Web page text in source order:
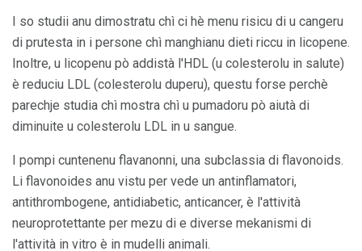
I so studii anu dimostratu chì ci hè menu risicu di u cangeru
di prutesta in i persone chì manghianu dieti riccu in licopene.
Inoltre, u licopenu pò addistà l'HDL (u colesterolu in salute)
è reduciu LDL (colesterolu duperu), questu forse perchè
parechje studia chì mostra chì u pumadoru pò aiutà di
diminuite u colesterolu LDL in u sangue.
I pompi cuntenenu flavanonni, una subclassia di flavonoids.
Li flavonoides anu vistu per vede un antinflamatori,
antithrombogene, antidiabetic, anticancer, è l'attività
neuroprotettante per mezu di e diverse mekanismi di
l'attività in vitro è in mudelli animali.